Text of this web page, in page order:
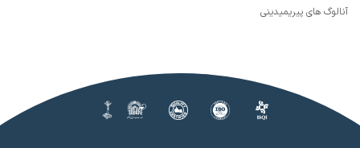
آنالوگ های پیریمیدینی